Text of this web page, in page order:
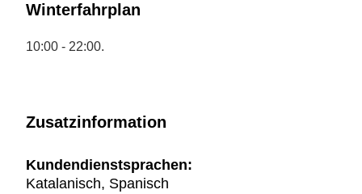
Winterfahrplan
10:00 - 22:00.
Zusatzinformation
Kundendienstsprachen:
Katalanisch, Spanisch